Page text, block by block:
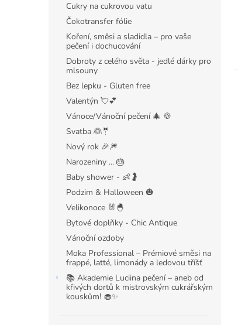
Cukry na cukrovou vatu
Čokotransfer fólie
Koření, směsi a sladidla – pro vaše
pečení i dochucování
Dobroty z celého světa - jedlé dárky pro
mlsouny
Bez lepku - Gluten free
Valentýn 💘💕
Vánoce/Vánoční pečení 🎄 🍪
Svatba 👰🤵
Nový rok 🎉🎆
Narozeniny ... 🎂
Baby shower - 👶🤰
Podzim & Halloween 🎃
Velikonoce 🐰🐣
Bytové doplňky - Chic Antique
Vánoční ozdoby
Moka Professional – Prémiové směsi na
frappé, latté, limonády a ledovou tříšť
📚 Akademie Luciina pečení – aneb od
křivých dortů k mistrovským cukrářským
kouskům! 🧁✨